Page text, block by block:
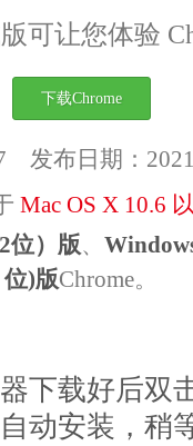
可让您体验
下载Chrome
发布日期：
Mac OS X 10.6
位）版、
位)版Chrome。
下载好后双
动安装，稍